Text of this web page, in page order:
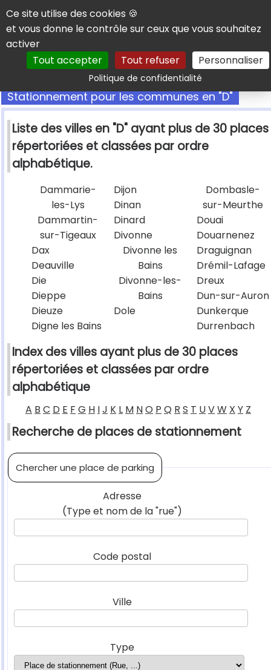
Panneau de gestion des cookies
Ce site utilise des cookies 🍪
et vous donne le contrôle sur ceux que vous souhaitez
activer
Tout accepter
Tout refuser Personnaliser
Politique de confidentialitéRechercher
Stationnement pour les communes en "D"
Liste des villes en "D" ayant plus de 30 places
répertoriées et classées par ordre
alphabétique.
Dammarie-
les-Lys
Dammartin-
sur-Tigeaux
Dax
Deauville
Die
Dieppe
Dieuze
Digne les Bains
Dijon
Dinan
Dinard
Divonne
Divonne les
Bains
Divonne-les-
Bains
Dole
Dombasle-
sur-Meurthe
Douai
Douarnenez
Draguignan
Drémil-Lafage
Dreux
Dun-sur-Auron
Dunkerque
Durrenbach
Index des villes ayant plus de 30 places
répertoriées et classées par ordre
alphabétique
A B C D E F G H IJ K L M NO P Q R S T UVW X Y Z
Recherche de places de stationnement
Chercher une place de parking
Adresse
(Type et nom de la "rue")
Code postal
Ville
Type